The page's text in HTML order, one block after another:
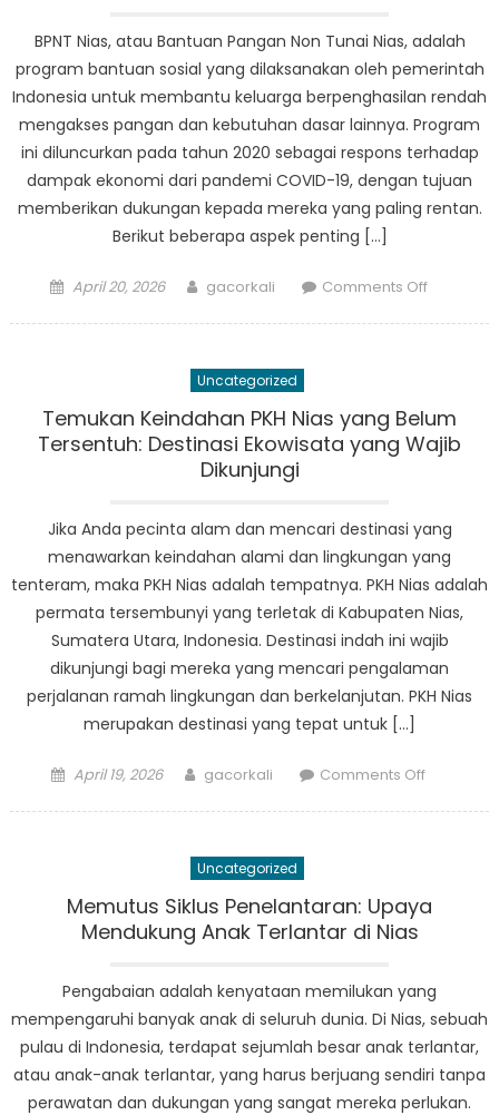
Semarak
BPNT Nias, atau Bantuan Pangan Non Tunai Nias, adalah
program bantuan sosial yang dilaksanakan oleh pemerintah
Indonesia untuk membantu keluarga berpenghasilan rendah
mengakses pangan dan kebutuhan dasar lainnya. Program
ini diluncurkan pada tahun 2020 sebagai respons terhadap
dampak ekonomi dari pandemi COVID-19, dengan tujuan
memberikan dukungan kepada mereka yang paling rentan.
Berikut beberapa aspek penting […]
Posted
April 20, 2026 Author
gacorkali Comments Offon
Nias:
Yang
Perlu
Uncategorized
Temukan Keindahan PKH Nias yang Belum
Tersentuh: Destinasi Ekowisata yang Wajib
Dikunjungi
Jika Anda pecinta alam dan mencari destinasi yang
menawarkan keindahan alami dan lingkungan yang
tenteram, maka PKH Nias adalah tempatnya. PKH Nias adalah
permata tersembunyi yang terletak di Kabupaten Nias,
Sumatera Utara, Indonesia. Destinasi indah ini wajib
dikunjungi bagi mereka yang mencari pengalaman
perjalanan ramah lingkungan dan berkelanjutan. PKH Nias
merupakan destinasi yang tepat untuk […]
Posted
April 19, 2026 Author
gacorkali Comments Offon
yang
Ekowisata
yang
Wajib
Dikunjungi
Uncategorized
Memutus Siklus Penelantaran: Upaya
Mendukung Anak Terlantar di Nias
Pengabaian adalah kenyataan memilukan yang
mempengaruhi banyak anak di seluruh dunia. Di Nias, sebuah
pulau di Indonesia, terdapat sejumlah besar anak terlantar,
atau anak-anak terlantar, yang harus berjuang sendiri tanpa
perawatan dan dukungan yang sangat mereka perlukan.